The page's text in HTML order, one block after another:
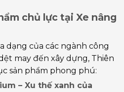
chủ lực tại Xe nâng
dạng của các ngành công
may đến xây dựng, Thiên
sản phẩm phong phú:
– Xu thế xanh của